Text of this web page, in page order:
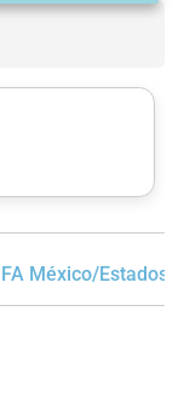
México/Estados